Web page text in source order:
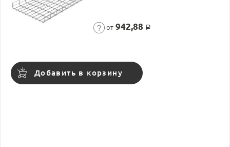
от 942,88 Р
Добавить в корзину